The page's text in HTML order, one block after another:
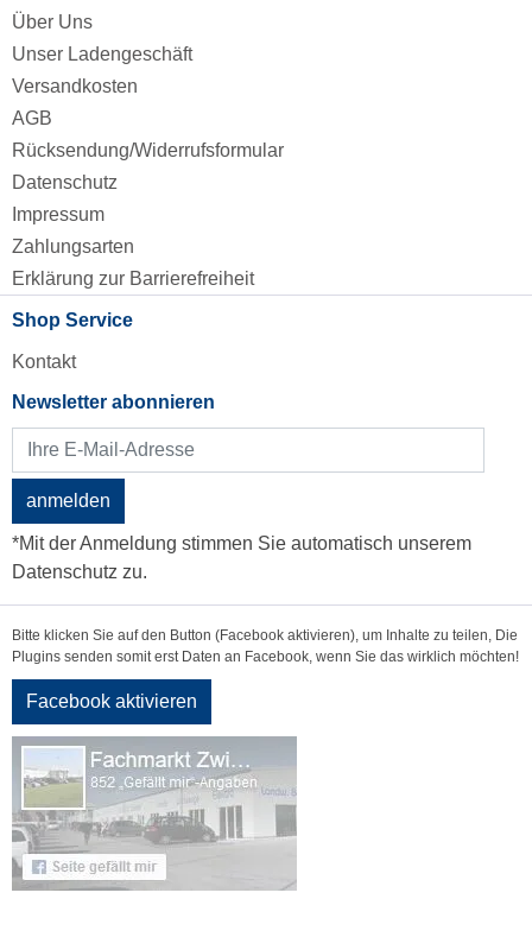
Über Uns
Unser Ladengeschäft
Versandkosten
AGB
Rücksendung/Widerrufsformular
Datenschutz
Impressum
Zahlungsarten
Erklärung zur Barrierefreiheit
Shop Service
Kontakt
Newsletter abonnieren
anmelden
*Mit der Anmeldung stimmen Sie automatisch unserem
Datenschutz zu.
Bitte klicken Sie auf den Button (Facebook aktivieren), um Inhalte zu teilen, Die
Plugins senden somit erst Daten an Facebook, wenn Sie das wirklich möchten!
Facebook aktivieren